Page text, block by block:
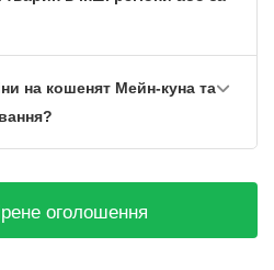
на кошенят Мейн-куна та
оголошення